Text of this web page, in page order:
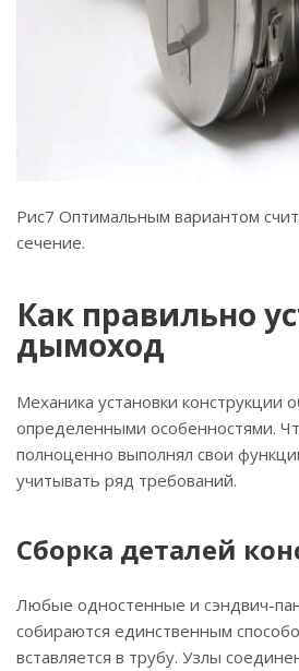
Рис7 Оптимальным вариантом
сечение.
Как правильно
дымоход
Механика установки конструкции
определенными особенностями.
полноценно выполнял свои
учитывать ряд требований.
Сборка деталей
Любые одностенные и сэндвич-
собираются единственным
вставляется в трубу. Узлы